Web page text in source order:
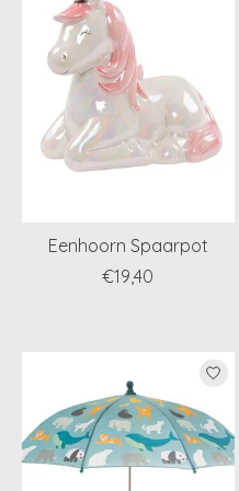
Eenhoorn Spaarpot
€19,40